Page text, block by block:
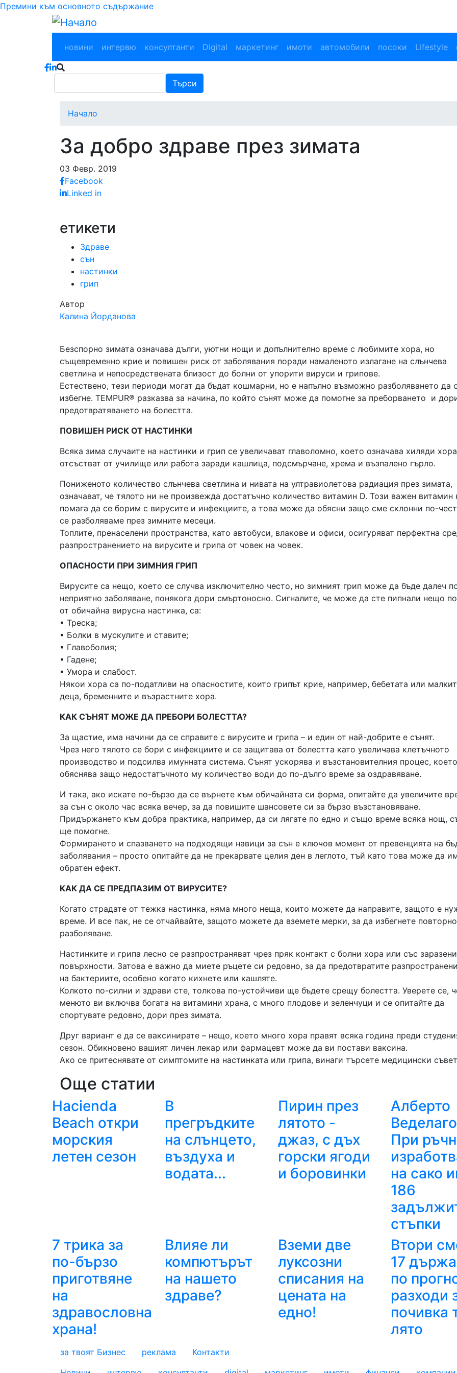
Премини към основното съдържание
Main navigation
новини интервю консултанти Digital маркетинг имоти автомобили посоки Lifestyle
Търси
Начало
За добро здраве през зимата
03 Февр. 2019
Facebook
Linked in
етикети
Здраве
сън
настинки
грип
Автор
Калина Йорданова
Безспорно зимата означава дълги, уютни нощи и допълнително време с любимите хора, но
същевременно крие и повишен риск от заболявания поради намаленото излагане на слънчева
светлина и непосредствената близост до болни от упорити вируси и грипове.
Естествено, тези периоди могат да бъдат кошмарни, но е напълно възможно разболяването да
избегне. TEMPUR® разказва за начина, по който сънят може да помогне за преборването и
предотвратяването на болестта.
ПОВИШЕН РИСК ОТ НАСТИНКИ
Всяка зима случаите на настинки и грип се увеличават главоломно, което означава хиляди
отсъстват от училище или работа заради кашлица, подсмърчане, хрема и възпалено гърло.
Пониженото количество слънчева светлина и нивата на ултравиолетова радиация през зимата,
означават, че тялото ни не произвежда достатъчно количество витамин D. Този важен витамин
помага да се борим с вирусите и инфекциите, а това може да обясни защо сме склонни по-
се разболяваме през зимните месеци.
Топлите, пренаселени пространства, като автобуси, влакове и офиси, осигуряват перфектна
разпространението на вирусите и грипа от човек на човек.
ОПАСНОСТИ ПРИ ЗИМНИЯ ГРИП
Вирусите са нещо, което се случва изключително често, но зимният грип може да бъде далеч
неприятно заболяване, понякога дори смъртоносно. Сигналите, че може да сте пипнали нещо
от обичайна вирусна настинка, са:
• Треска;
• Болки в мускулите и ставите;
• Главоболия;
• Гадене;
• Умора и слабост.
Някои хора са по-податливи на опасностите, които грипът крие, например, бебетата или
деца, бременните и възрастните хора.
КАК СЪНЯТ МОЖЕ ДА ПРЕБОРИ БОЛЕСТТА?
За щастие, има начини да се справите с вирусите и грипа – и един от най-добрите е сънят.
Чрез него тялото се бори с инфекциите и се защитава от болестта като увеличава клетъчното
производство и подсилва имунната система. Сънят ускорява и възстановителния процес, което
обяснява защо недостатъчното му количество води до по-дълго време за оздравяване.
И така, ако искате по-бързо да се върнете към обичайната си форма, опитайте да увеличите
за сън с около час всяка вечер, за да повишите шансовете си за бързо възстановяване.
Придържането към добра практика, например, да си лягате по едно и също време всяка нощ,
ще помогне.
Формирането и спазването на подходящи навици за сън е ключов момент от превенцията на
заболявания – просто опитайте да не прекарвате целия ден в леглото, тъй като това може да
обратен ефект.
КАК ДА СЕ ПРЕДПАЗИМ ОТ ВИРУСИТЕ?
Когато страдате от тежка настинка, няма много неща, които можете да направите, защото е
време. И все пак, не се отчайвайте, защото можете да вземете мерки, за да избегнете повторно
разболяване.
Настинките и грипа лесно се разпространяват чрез пряк контакт с болни хора или със заразени
повърхности. Затова е важно да миете ръцете си редовно, за да предотвратите
на бактериите, особено когато кихнете или кашляте.
Колкото по-силни и здрави сте, толкова по-устойчиви ще бъдете срещу болестта. Уверете се,
менюто ви включва богата на витамини храна, с много плодове и зеленчуци и се опитайте да
спортувате редовно, дори през зимата.
Друг вариант е да се ваксинирате – нещо, което много хора правят всяка година преди
сезон. Обикновено вашият личен лекар или фармацевт може да ви постави ваксина.
Ако се притеснявате от симптомите на настинката или грипа, винаги търсете медицински
Още статии
Hacienda
Beach откри
морския
летен сезон
В
прегръдките
на слънцето,
въздуха и
водата...
Пирин през
лятото -
джаз, с дъх
горски ягоди
и боровинки
Алберто
При
на сако
186
стъпки
7 трика за
по-бързо
приготвяне
на
здравословна
храна!
Влияе ли
компютърът
на нашето
здраве?
Вземи две
луксозни
списания на
цената на
едно!
Втори
17
по
разходи
почивка
лято
за твоят Бизнес реклама Контакти